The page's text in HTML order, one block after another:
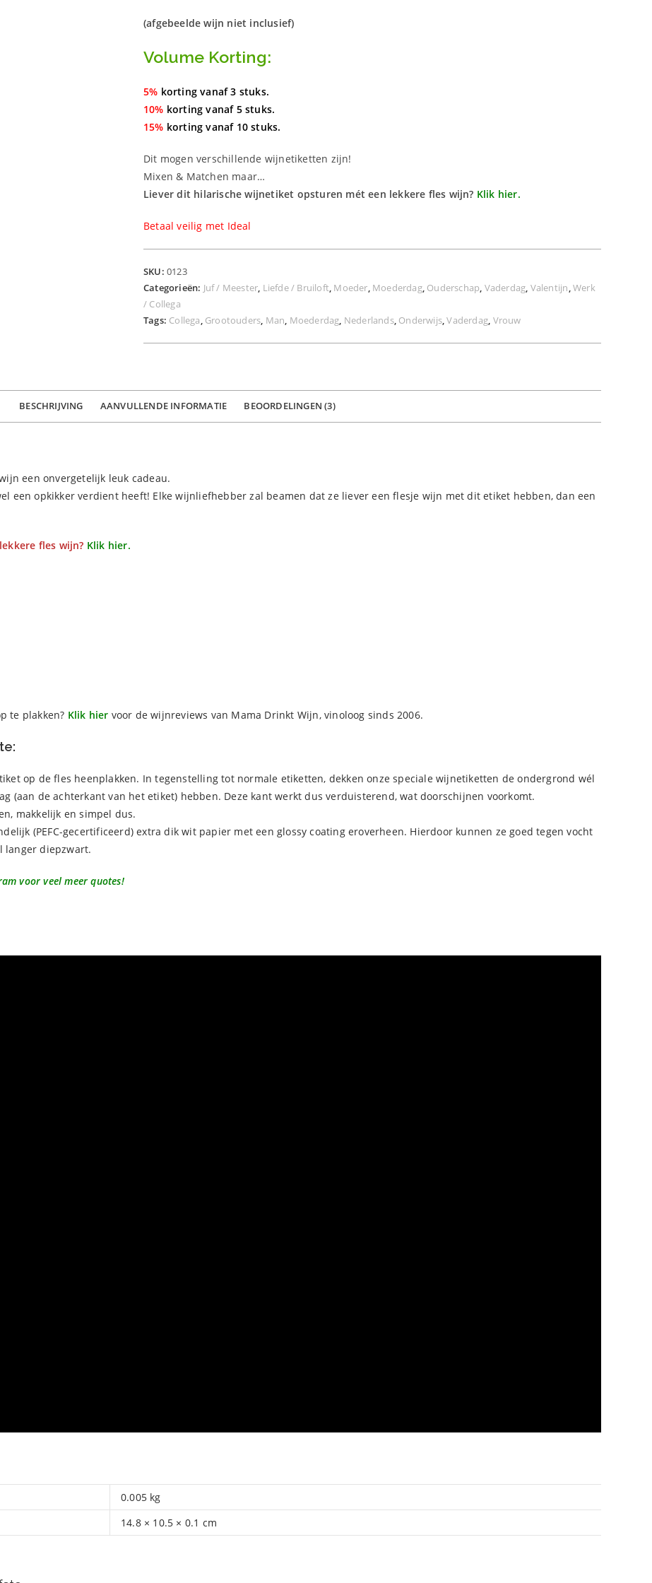
(afgebeelde wijn niet inclusief)
Volume Korting:
5% korting vanaf 3 stuks.
10% korting vanaf 5 stuks.
15% korting vanaf 10 stuks.
Dit mogen verschillende wijnetiketten zijn!
Mixen & Matchen maar…
Liever dit hilarische wijnetiket opsturen mét een lekkere fles wijn? Klik hier.
Betaal veilig met Ideal
SKU: 0123
Categorieën: Juf / Meester, Liefde / Bruiloft, Moeder, Moederdag, Ouderschap, Vaderdag, Valentijn,Werk
/ Collega
Tags: Collega, Grootouders, Man, Moederdag, Nederlands, Onderwijs,Vaderdag, Vrouw
BESCHRIJVING AANVULLENDE INFORMATIE BEOORDELINGEN (3)
een onvergetelijk leuk cadeau.
een opkikker verdient heeft! Elke wijnliefhebber zal beamen dat ze liever een flesje wijn met dit etiket hebben, dan een
fles wijn? Klik hier.
te plakken? Klik hier voor de wijnreviews van Mama Drinkt Wijn, vinoloog sinds 2006.
op de fles heenplakken. In tegenstelling tot normale etiketten, dekken onze speciale wijnetiketten de ondergrond wél
(aan de achterkant van het etiket) hebben. Deze kant werkt dus verduisterend, wat doorschijnen voorkomt.
makkelijk en simpel dus.
(PEFC-gecertificeerd) extra dik wit papier met een glossy coating eroverheen. Hierdoor kunnen ze goed tegen vocht
langer diepzwart.
voor veel meer quotes!
0.005 kg
14.8 × 10.5 × 0.1 cm